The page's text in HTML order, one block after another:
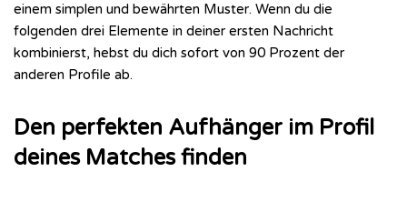
einem simplen und bewährten Muster. Wenn du die
folgenden drei Elemente in deiner ersten Nachricht
kombinierst, hebst du dich sofort von 90 Prozent der
anderen Profile ab.
Den perfekten Aufhänger im Profil
deines Matches finden